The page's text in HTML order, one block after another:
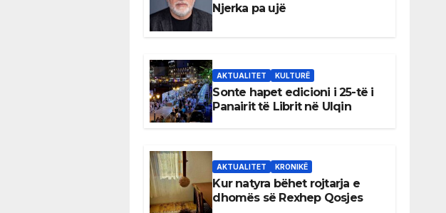
Njerka pa ujë
AKTUALITET KULTURË
Sonte hapet edicioni i 25-të i
Panairit të Librit në Ulqin
AKTUALITET KRONIKË
Kur natyra bëhet rojtarja e
dhomës së Rexhep Qosjes